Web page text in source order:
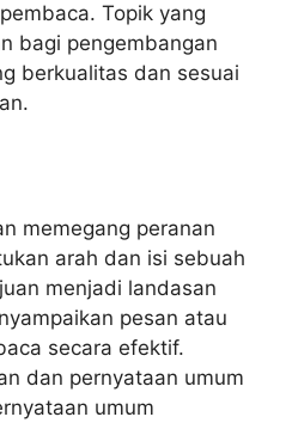
Topik yang
bagi pengembangan
berkualitas dan sesuai
memegang peranan
arah dan isi sebuah
menjadi landasan
pesan atau
secara efektif.
dan pernyataan umum
umum